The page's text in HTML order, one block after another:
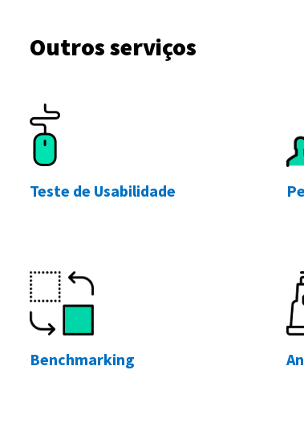
Outros serviços
Teste de Usabilidade
Benchmarking